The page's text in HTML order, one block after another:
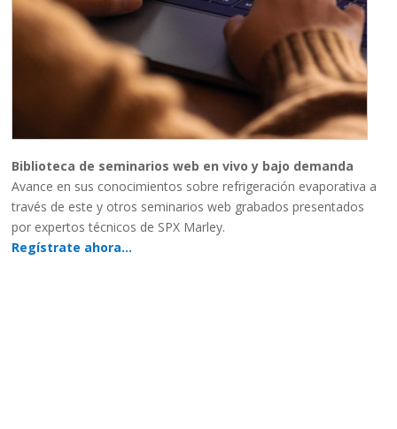
Biblioteca de seminarios web en vivo y bajo demanda
Avance en sus conocimientos sobre refrigeración evaporativa a
través de este y otros seminarios web grabados presentados
por expertos técnicos de SPX Marley.
Regístrate ahora…